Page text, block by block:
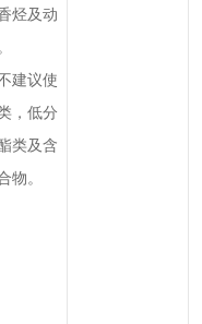
烃及动
建议使
，低分
类及含
物。